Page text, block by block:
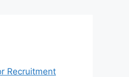
Recruitment